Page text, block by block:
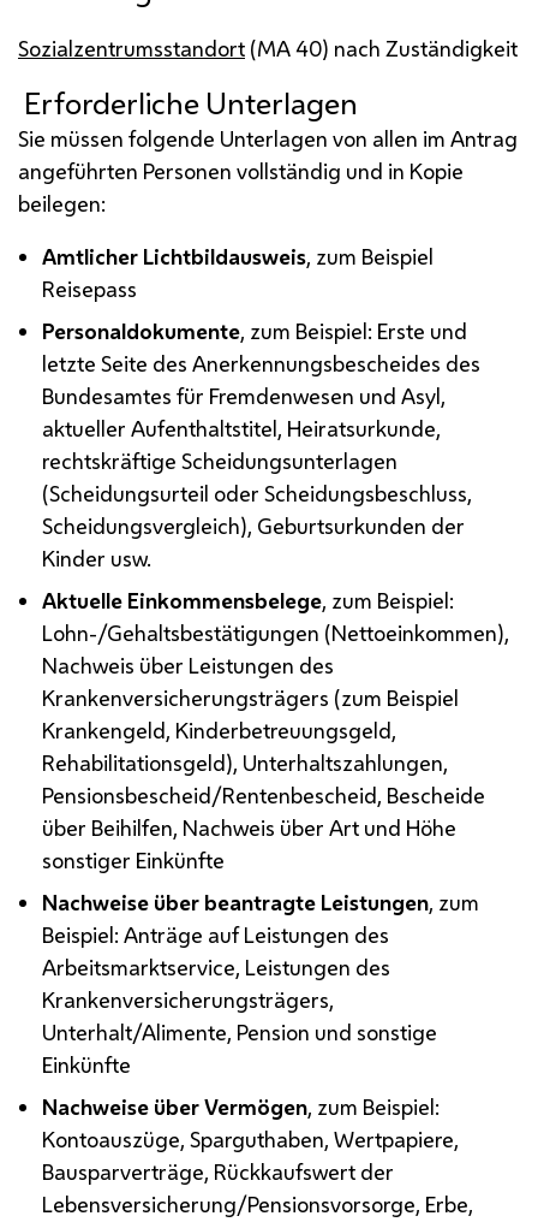
Sozialzentrumsstandort (MA40) nach Zuständigkeit
Erforderliche Unterlagen
Sie müssen folgende Unterlagen von allen im Antrag
angeführten Personen vollständig und in Kopie
beilegen:
Amtlicher Lichtbildausweis, zum Beispiel
Reisepass
Personaldokumente, zum Beispiel: Erste und
letzte Seite des Anerkennungsbescheides des
Bundesamtes für Fremdenwesen und Asyl,
aktueller Aufenthaltstitel, Heiratsurkunde,
rechtskräftige Scheidungsunterlagen
(Scheidungsurteil oder Scheidungsbeschluss,
Scheidungsvergleich), Geburtsurkunden der
Kinder usw.
Aktuelle Einkommensbelege, zum Beispiel:
Lohn-/Gehaltsbestätigungen (Nettoeinkommen),
Nachweis über Leistungen des
Krankenversicherungsträgers (zum Beispiel
Krankengeld, Kinderbetreuungsgeld,
Rehabilitationsgeld), Unterhaltszahlungen,
Pensionsbescheid/Rentenbescheid, Bescheide
über Beihilfen, Nachweis über Art und Höhe
sonstiger Einkünfte
Nachweise über beantragte Leistungen, zum
Beispiel: Anträge auf Leistungen des
Arbeitsmarktservice, Leistungen des
Krankenversicherungsträgers,
Unterhalt/Alimente, Pension und sonstige
Einkünfte
Nachweise über Vermögen, zum Beispiel:
Kontoauszüge, Sparguthaben, Wertpapiere,
Bausparverträge, Rückkaufswert der
Lebensversicherung/Pensionsvorsorge, Erbe,